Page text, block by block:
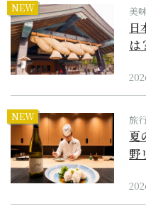
NEW 美
日
は
NEW 旅
夏
野